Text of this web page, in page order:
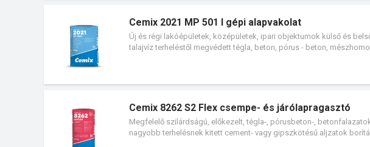
használata nem szükséges! Kültéri teraszok, erkélyek burkolása.
lépcsőházak burkolása. Homlokzati kő- és kerámia burkolatokhoz.
Cemix 2021 MP 501 I gépi alapvakolat
Új és régi lakóépületek, középületek, ipari objektumok külső és
talajvíz terheléstől megvédett tégla, beton, pórus - beton,
Cemix 8262 S2 Flex csempe- és járólapragasztó
Megfelelő szilárdságú, előkezelt, tégla-, pórusbeton-,
nagyobb terhelésnek kitett cement- vagy gipszkötésű aljzatok